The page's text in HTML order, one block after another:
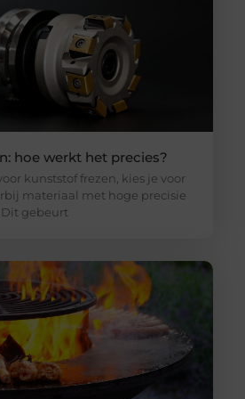
hoe werkt het precies?
kunststof frezen, kies je voor
materiaal met hoge precisie
gebeurt